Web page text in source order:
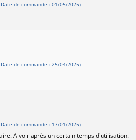
(Date de commande : 01/05/2025)
(Date de commande : 25/04/2025)
(Date de commande : 17/01/2025)
A voir après un certain temps d'utilisation.